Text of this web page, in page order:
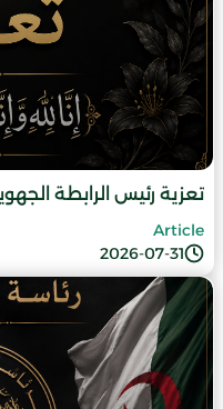
تعزية رئيس الرابطة
2026-07-31
Article